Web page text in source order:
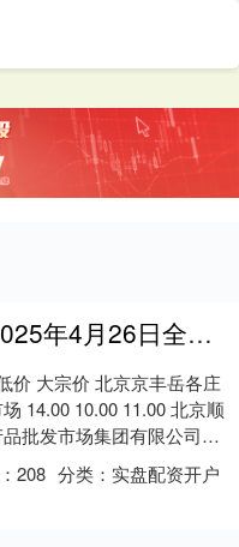
百盛证券 2025年4月26日全国主要批发市场生姜价格行情
价 大宗价 北京京丰岳各庄
14.00 10.00 11.00 北京顺
批发市场集团有限公司北
208 分类： 实盘配资开户